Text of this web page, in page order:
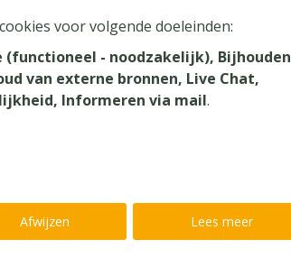
voor volgende doeleinden:
(functioneel - noodzakelijk), Bijhouden
van externe bronnen, Live Chat,
Informeren via mail.
Afwijzen Lees meer